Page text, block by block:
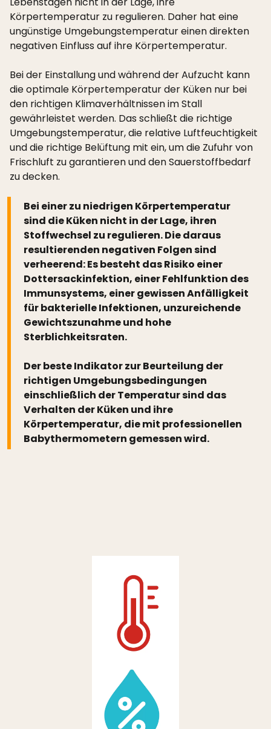
Körpertemperatur zu regulieren. Daher hat eine
ungünstige Umgebungstemperatur einen direkten
negativen Einfluss auf ihre Körpertemperatur.
Bei der Einstallung und während der Aufzucht kann
die optimale Körpertemperatur der Küken nur bei
den richtigen Klimaverhältnissen im Stall
gewährleistet werden. Das schließt die richtige
Umgebungstemperatur, die relative Luftfeuchtigkeit
und die richtige Belüftung mit ein, um die Zufuhr von
Frischluft zu garantieren und den Sauerstoffbedarf
zu decken.
Bei einer zu niedrigen Körpertemperatur
sind die Küken nicht in der Lage, ihren
Stoffwechsel zu regulieren. Die daraus
resultierenden negativen Folgen sind
verheerend: Es besteht das Risiko einer
Dottersackinfektion, einer Fehlfunktion des
Immunsystems, einer gewissen Anfälligkeit
für bakterielle Infektionen, unzureichende
Gewichtszunahme und hohe
Sterblichkeitsraten.
Der beste Indikator zur Beurteilung der
richtigen Umgebungsbedingungen
einschließlich der Temperatur sind das
Verhalten der Küken und ihre
Körpertemperatur, die mit professionellen
Babythermometern gemessen wird.